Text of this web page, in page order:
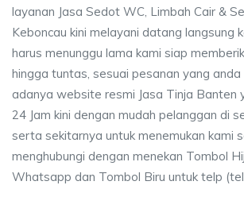
layanan Jasa Sedot WC, Limbah Cair &
Keboncau kini melayani datang langsung
harus menunggu lama kami siap
hingga tuntas, sesuai pesanan yang anda
adanya website resmi Jasa Tinja Banten
24 Jam kini dengan mudah pelanggan di
serta sekitarnya untuk menemukan kami
menghubungi dengan menekan Tombol
Whatsapp dan Tombol Biru untuk telp